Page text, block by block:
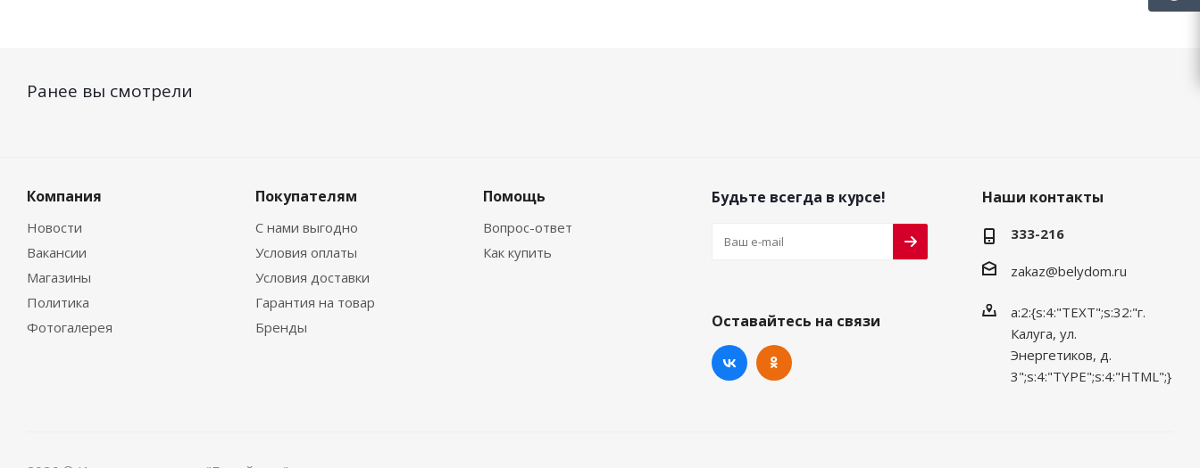
Ранее вы смотрели
Компания
Новости
Вакансии
Магазины
Политика
Фотогалерея
Покупателям
С нами выгодно
Условия оплаты
Условия доставки
Гарантия на товар
Бренды
Помощь
Вопрос-ответ
Как купить
Будьте всегда в курсе!
Оставайтесь на связи
Наши контакты
333-216
zakaz@belydom.ru
a:2:{s:4:"TEXT";s:32:"г.
Калуга, ул.
Энергетиков, д.
3";s:4:"TYPE";s:4:"HTML";}